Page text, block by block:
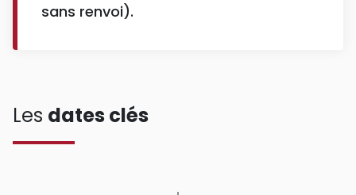
sans renvoi).
Les dates clés